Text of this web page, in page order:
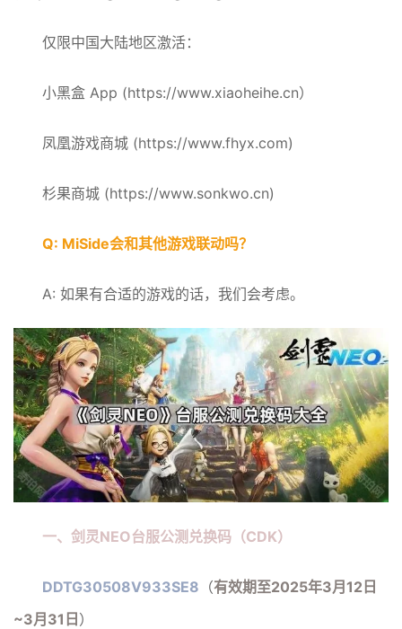
仅限中国大陆地区激活：
小黑盒 App (https://www.xiaoheihe.cn）
凤凰游戏商城 (https://www.fhyx.com)
杉果商城 (https://www.sonkwo.cn)
Q: MiSide会和其他游戏联动吗？
A: 如果有合适的游戏的话，我们会考虑。
一、剑灵NEO台服公测兑换码（CDK）
DDTG30508V933SE8 （有效期至2025年3月12日
~3月31日 ）